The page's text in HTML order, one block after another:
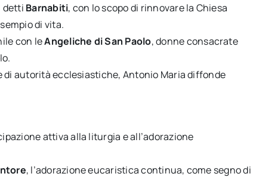
detti Barnabiti, con lo scopo di rinnovare la Chiesa
di vita.
con leAngeliche di San Paolo, donne consacrate
di autorità ecclesiastiche, Antonio Maria diffonde
attiva alla liturgia e all’adorazione
, l’adorazione eucaristica continua, come segno di